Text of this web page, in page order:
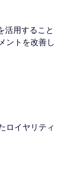
活用すること
ントを改善し
ロイヤリティ